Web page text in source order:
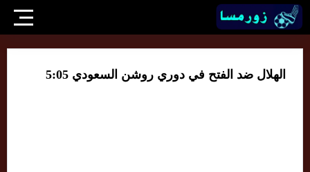
الهلال ضد الفتح في دوري روشن السعودي 5:05